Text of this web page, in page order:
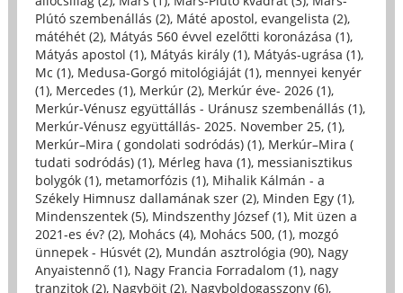
Plútó szembenállás (2), Máté apostol, evangelista (2),
mátéhét (2), Mátyás 560 évvel ezelőtti koronázása (1),
Mátyás apostol (1), Mátyás király (1), Mátyás-ugrása (1),
Mc (1), Medusa-Gorgó mitológiáját (1), mennyei kenyér
(1), Mercedes (1), Merkúr (2), Merkúr éve- 2026 (1),
Merkúr-Vénusz együttállás - Uránusz szembenállás (1),
Merkúr-Vénusz együttállás- 2025. November 25, (1),
Merkúr–Mira ( gondolati sodródás) (1), Merkúr–Mira (
tudati sodródás) (1), Mérleg hava (1), messianisztikus
bolygók (1), metamorfózis (1), Mihalik Kálmán - a
Székely Himnusz dallamának szer (2), Minden Egy (1),
Mindenszentek (5), Mindszenthy József (1), Mit üzen a
2021-es év? (2), Mohács (4), Mohács 500, (1), mozgó
ünnepek - Húsvét (2), Mundán asztrológia (90), Nagy
Anyaistennő (1), Nagy Francia Forradalom (1), nagy
tranzitok (2), Nagyböjt (2), Nagyboldogasszony (6),